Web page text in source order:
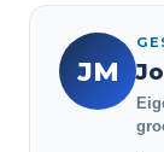
JM